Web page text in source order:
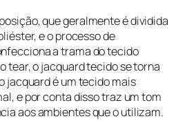
que geralmente é dividida
e o processo de
a trama do tecido
tear, o jacquard tecido se torna
jacquard é um tecido mais
e por conta disso traz um tom
aos ambientes que o utilizam.